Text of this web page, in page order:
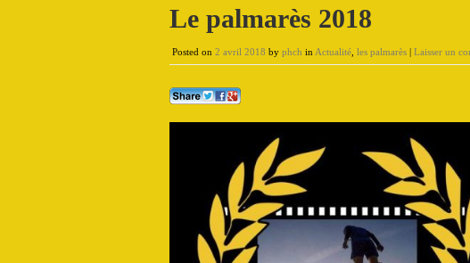
Le palmarès 2018
Posted on 2 avril 2018 by phch in Actualité les palmarès | Laisser un